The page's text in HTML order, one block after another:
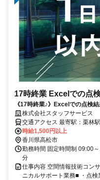
17時終業 Excelでの点
《17時終業♪》Excelでの点検
株式会社スタッフサービス
時給1,500円以上
香川県高松市
勤務時間 固定時間制 09:00
分
仕事内容 空間情報技術コン
ニカルサポート業務■ ・点